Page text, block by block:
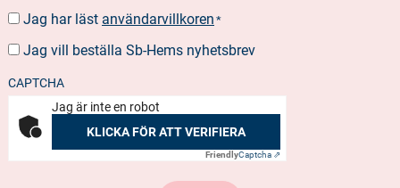
SUOSTUMUS *
Jag har läst användarvillkoren *
BESTÄLLA
Jag vill beställa Sb-Hems nyhetsbrev
CAPTCHA
Jag är inte en robot
KLICKA FÖR ATT VERIFIERA
FriendlyCaptcha ⇗